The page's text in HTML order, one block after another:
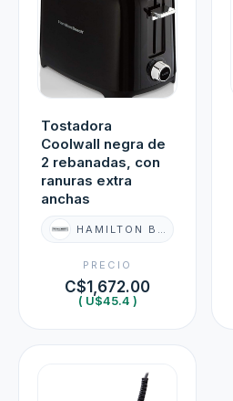
Tostadora
Coolwall negra de
2 rebanadas, con
ranuras extra
anchas
HAMILTON BEACH
PRECIO
C$1,672.00
( U$45.4 )